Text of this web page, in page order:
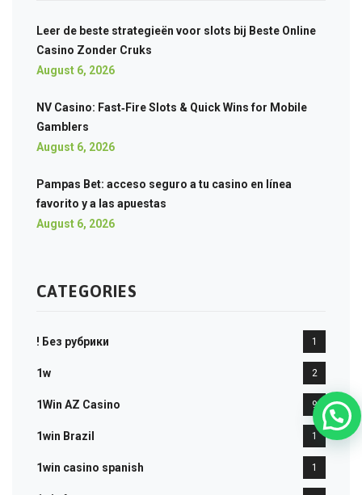
Leer de beste strategieën voor slots bij Beste Online
Casino Zonder Cruks
August 6, 2026
NV Casino: Fast‑Fire Slots & Quick Wins for Mobile
Gamblers
August 6, 2026
Pampas Bet: acceso seguro a tu casino en línea
favorito y a las apuestas
August 6, 2026
CATEGORIES
! Без рубрики 1
1w 2
1Win AZ Casino 9
1win Brazil 1
1win casino spanish 1